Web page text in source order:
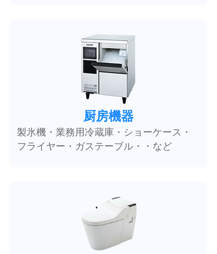
厨房機器
製氷機・業務用冷蔵庫・ショーケース・
フライヤー・ガステーブル・・など